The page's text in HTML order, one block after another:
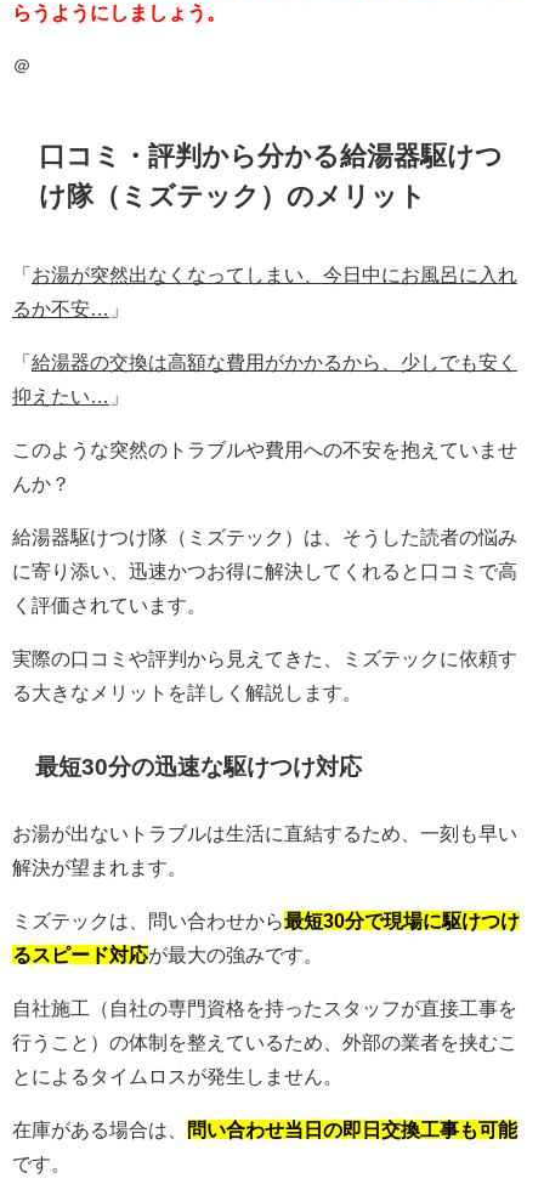
らうようにしましょう。
＠
口コミ・評判から分かる給湯器駆けつ
け隊（ミズテック）のメリット
「 お湯が突然出なくなってしまい、今日中にお風呂に入れ
るか不安…
」
「 給湯器の交換は高額な費用がかかるから、少しでも安く
抑えたい…
」
このような突然のトラブルや費用への不安を抱えていませ
んか？
給湯器駆けつけ隊（ミズテック）は、そうした読者の悩み
に寄り添い、迅速かつお得に解決してくれると口コミで高
く評価されています。
実際の口コミや評判から見えてきた、ミズテックに依頼す
る大きなメリットを詳しく解説します。
最短30分の迅速な駆けつけ対応
お湯が出ないトラブルは生活に直結するため、一刻も早い
解決が望まれます。
ミズテックは、問い合わせから最短30分で現場に駆けつけ
るスピード対応が最大の強みです。
自社施工（自社の専門資格を持ったスタッフが直接工事を
行うこと）の体制を整えているため、外部の業者を挟むこ
とによるタイムロスが発生しません。
在庫がある場合は、
問い合わせ当日の即日交換工事も可能
です。